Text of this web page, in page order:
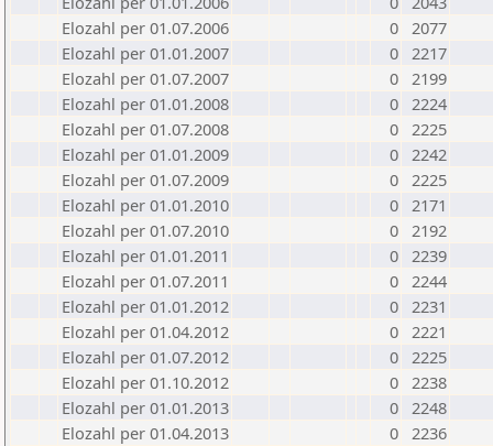
Elozahl per 01.07.2006
0 2077
Elozahl per 01.01.2007
0 2217
Elozahl per 01.07.2007
0 2199
Elozahl per 01.01.2008
0 2224
Elozahl per 01.07.2008
0 2225
Elozahl per 01.01.2009
0 2242
Elozahl per 01.07.2009
0 2225
Elozahl per 01.01.2010
0 2171
Elozahl per 01.07.2010
0 2192
Elozahl per 01.01.2011
0 2239
Elozahl per 01.07.2011
0 2244
Elozahl per 01.01.2012
0 2231
Elozahl per 01.04.2012
0 2221
Elozahl per 01.07.2012
0 2225
Elozahl per 01.10.2012
0 2238
Elozahl per 01.01.2013
0 2248
Elozahl per 01.04.2013
0 2236